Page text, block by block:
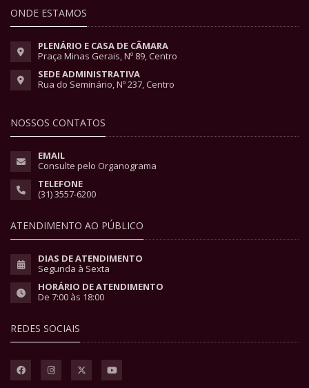
ONDE ESTAMOS
PLENÁRIO E CASA DE CÂMARA
Praça Minas Gerais, Nº 89, Centro
SEDE ADMINISTRATIVA
Rua do Seminário, Nº 237, Centro
NOSSOS CONTATOS
EMAIL
Consulte pelo Organograma
TELEFONE
(31) 3557-6200
ATENDIMENTO AO PÚBLICO
DIAS DE ATENDIMENTO
Segunda à Sexta
HORÁRIO DE ATENDIMENTO
De 7:00 às 18:00
REDES SOCIAIS